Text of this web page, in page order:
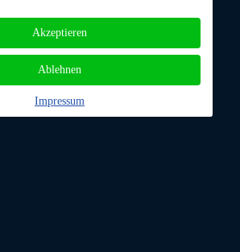
848
not-odenwald.de
Akzeptieren
Ablehnen
Impressum